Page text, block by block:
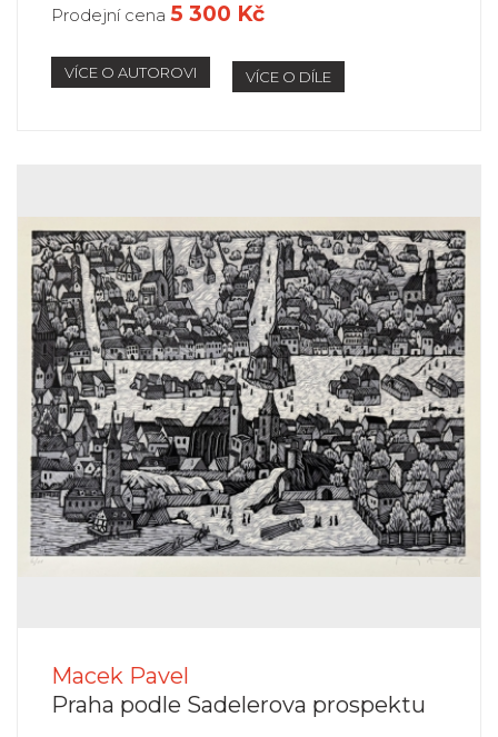
Prodejní cena 5 300 Kč
VÍCE O AUTOROVI VÍCE O DÍLE
Macek Pavel
Praha podle Sadelerova prospektu